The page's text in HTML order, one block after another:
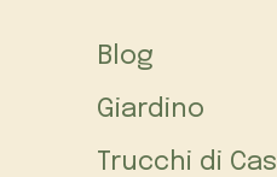
Blog
Giardino
Trucchi di